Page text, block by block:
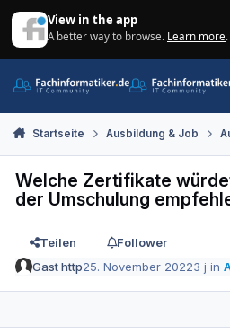
View in the app
A better way to browse. Learn more.
Startseite Ausbildung & Job
Welche Zertifikate
der Umschulung
Teilen
Follower
Gast http25. November 20223 j in